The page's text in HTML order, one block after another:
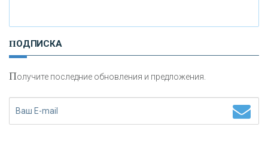
И
сохранения и увеличения капитала
ПОДПИСКА
Получите последние обновления и предложения.